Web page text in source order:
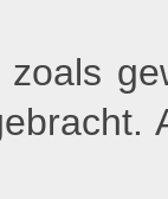
zoals